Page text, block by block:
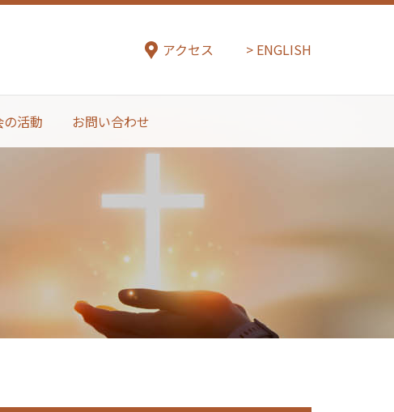
アクセス ENGLISH
の活動 お問い合わせ